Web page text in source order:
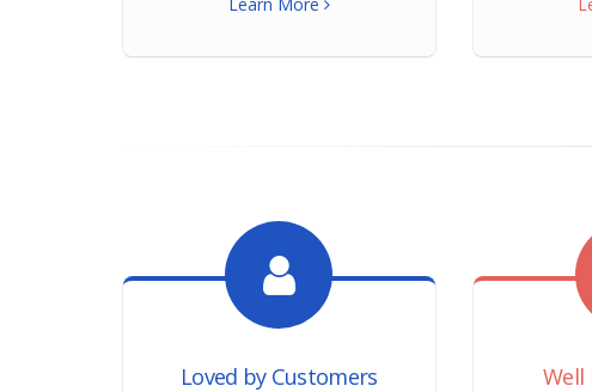
Loved by Customers Well